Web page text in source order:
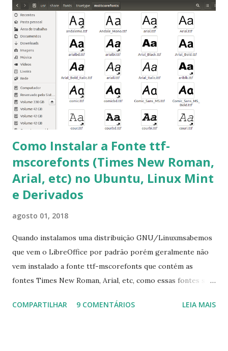
que contém essas fontes. Ao instalar o GNU/Linux abra o
terminal e execute o comando: $ sudo apt-get install ttf-
mscorefonts-installer Leia os termos de uso e avance
clicando em “Ok” Agora aceite os termos de uso clicando
em “Sim” Pronto agora abra o LibreOffice e veja se as
fontes Times New Roman, Arial estão instaladas. Caso
ocorra algum erro ou precisa reinstalar, execute: $ sudo
apt-get install --reinstall ttf-mscorefonts-installer
Como Instalar a Fonte ttf-
mscorefonts (Times New Roman,
Arial, etc) no Ubuntu, Linux Mint
e Derivados
agosto 01, 2018
Quando instalamos uma distribuição GNU/Linuxmsabemos
que vem o LibreOffice por padrão porém geralmente não
vem instalado a fonte ttf-mscorefonts que contém as
fontes Times New Roman, Arial, etc, como essas fontes são
a Associação Brasileira de Normas Técnicas (ABNT), exige
COMPARTILHAR 9 COMENTÁRIOS LEIA MAIS